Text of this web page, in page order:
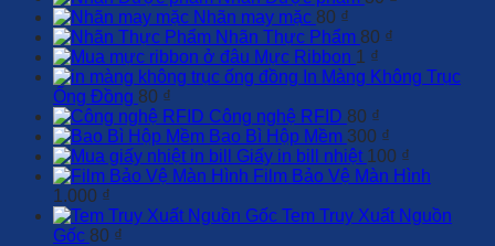
Nhãn may mặc 80 ₫
Nhãn Thực Phẩm 80 ₫
Mực Ribbon 1 ₫
In Màng Không Trục
Ống Đồng 80 ₫
Công nghệ RFID 80 ₫
Bao Bì Hộp Mềm 300 ₫
Giấy in bill nhiệt 100 ₫
Film Bảo Vệ Màn Hình
1.000 ₫
Tem Truy Xuất Nguồn
Gốc 80 ₫